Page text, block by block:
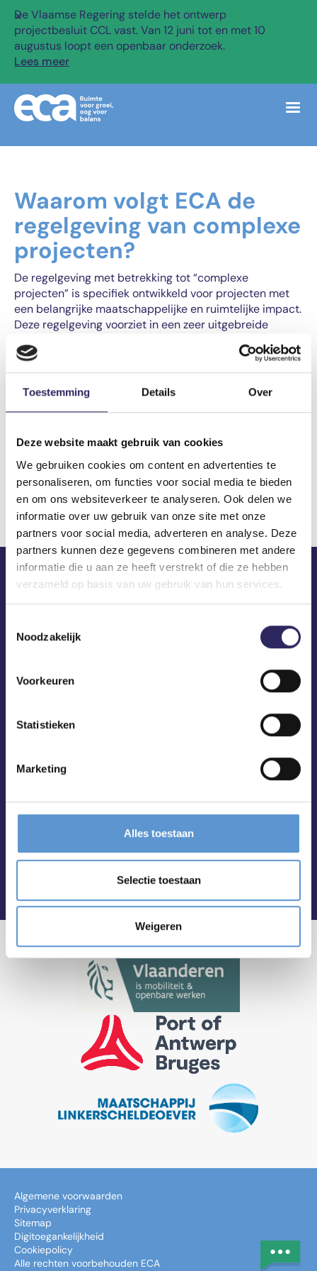
Toestemming Details Over
Deze website maakt gebruik van cookies
We gebruiken cookies om content en advertenties te
personaliseren, om functies voor social media te bieden
en om ons websiteverkeer te analyseren. Ook delen we
informatie over uw gebruik van onze site met onze
partners voor social media, adverteren en analyse. Deze
partners kunnen deze gegevens combineren met andere
informatie die u aan ze heeft verstrekt of die ze hebben
verzameld op basis van uw gebruik van hun services.
Noodzakelijk
Voorkeuren
Statistieken
Marketing
Alles toestaan
Selectie toestaan
Weigeren
De Vlaamse Regering stelde het ontwerp
projectbesluit CCL vast. Van 12 juni tot en met 10
augustus loopt een openbaar onderzoek.
Lees meer
✕
Waarom volgt ECA de
regelgeving van complexe
projecten?
De regelgeving met betrekking tot “complexe
projecten” is specifiek ontwikkeld voor projecten met
een belangrijke maatschappelijke en ruimtelijke impact.
Deze regelgeving voorziet in een zeer uitgebreide
uitvoerbare oplossing, met ruime aandacht voor
alternatievenonderzoek en dialoog met alle betrokken
stakeholders. Dit heeft als doel om ervoor te zorgen dat
er een breed draagvlak is voor het definitieve
Leeshiermeer over het verloop en de verschillende
Bekijk alle veelgestelde vragen
ECA in je mailbox?
Algemene voorwaarden
Privacyverklaring
Sitemap
Digitoegankelijkheid
Cookiepolicy
Alle rechten voorbehouden ECA